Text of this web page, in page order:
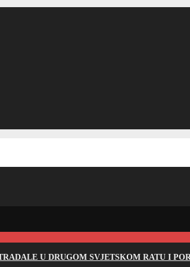
U DRUGOM SVJETSKOM RATU I